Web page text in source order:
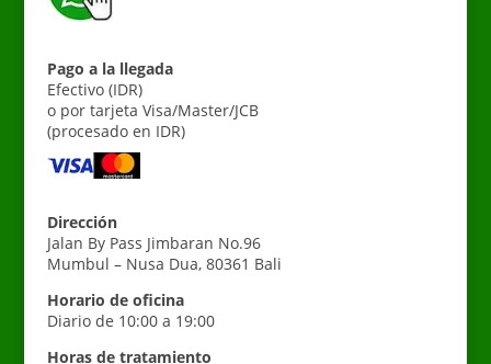
Pago a la llegada
Efectivo (IDR)
o por tarjeta Visa/Master/JCB
(procesado en IDR)
Dirección
Jalan By Pass Jimbaran No.96
Mumbul – Nusa Dua, 80361 Bali
Horario de oficina
Diario de 10:00 a 19:00
Horas de tratamiento